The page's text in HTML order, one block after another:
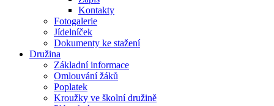
Kontakty
Fotogalerie
Jídelníček
Dokumenty ke stažení
Družina
Základní informace
Omlouvání žáků
Poplatek
Kroužky ve školní družině